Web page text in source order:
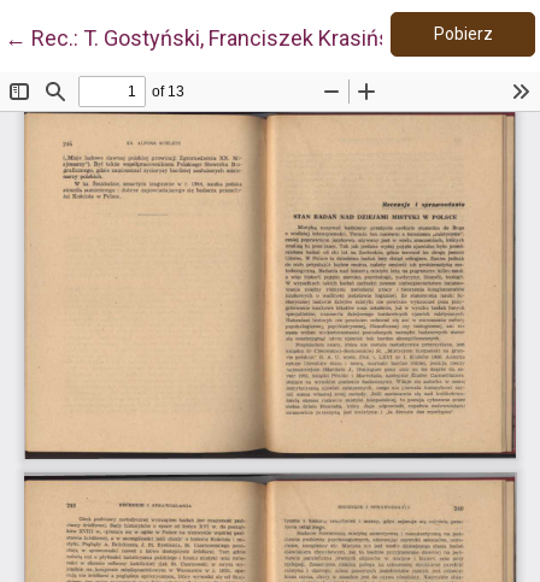
← Wróć do szczegółów artykułu
Rec.: T. Gostyński, Franciszek Krasiński. Polityk
Pobierz